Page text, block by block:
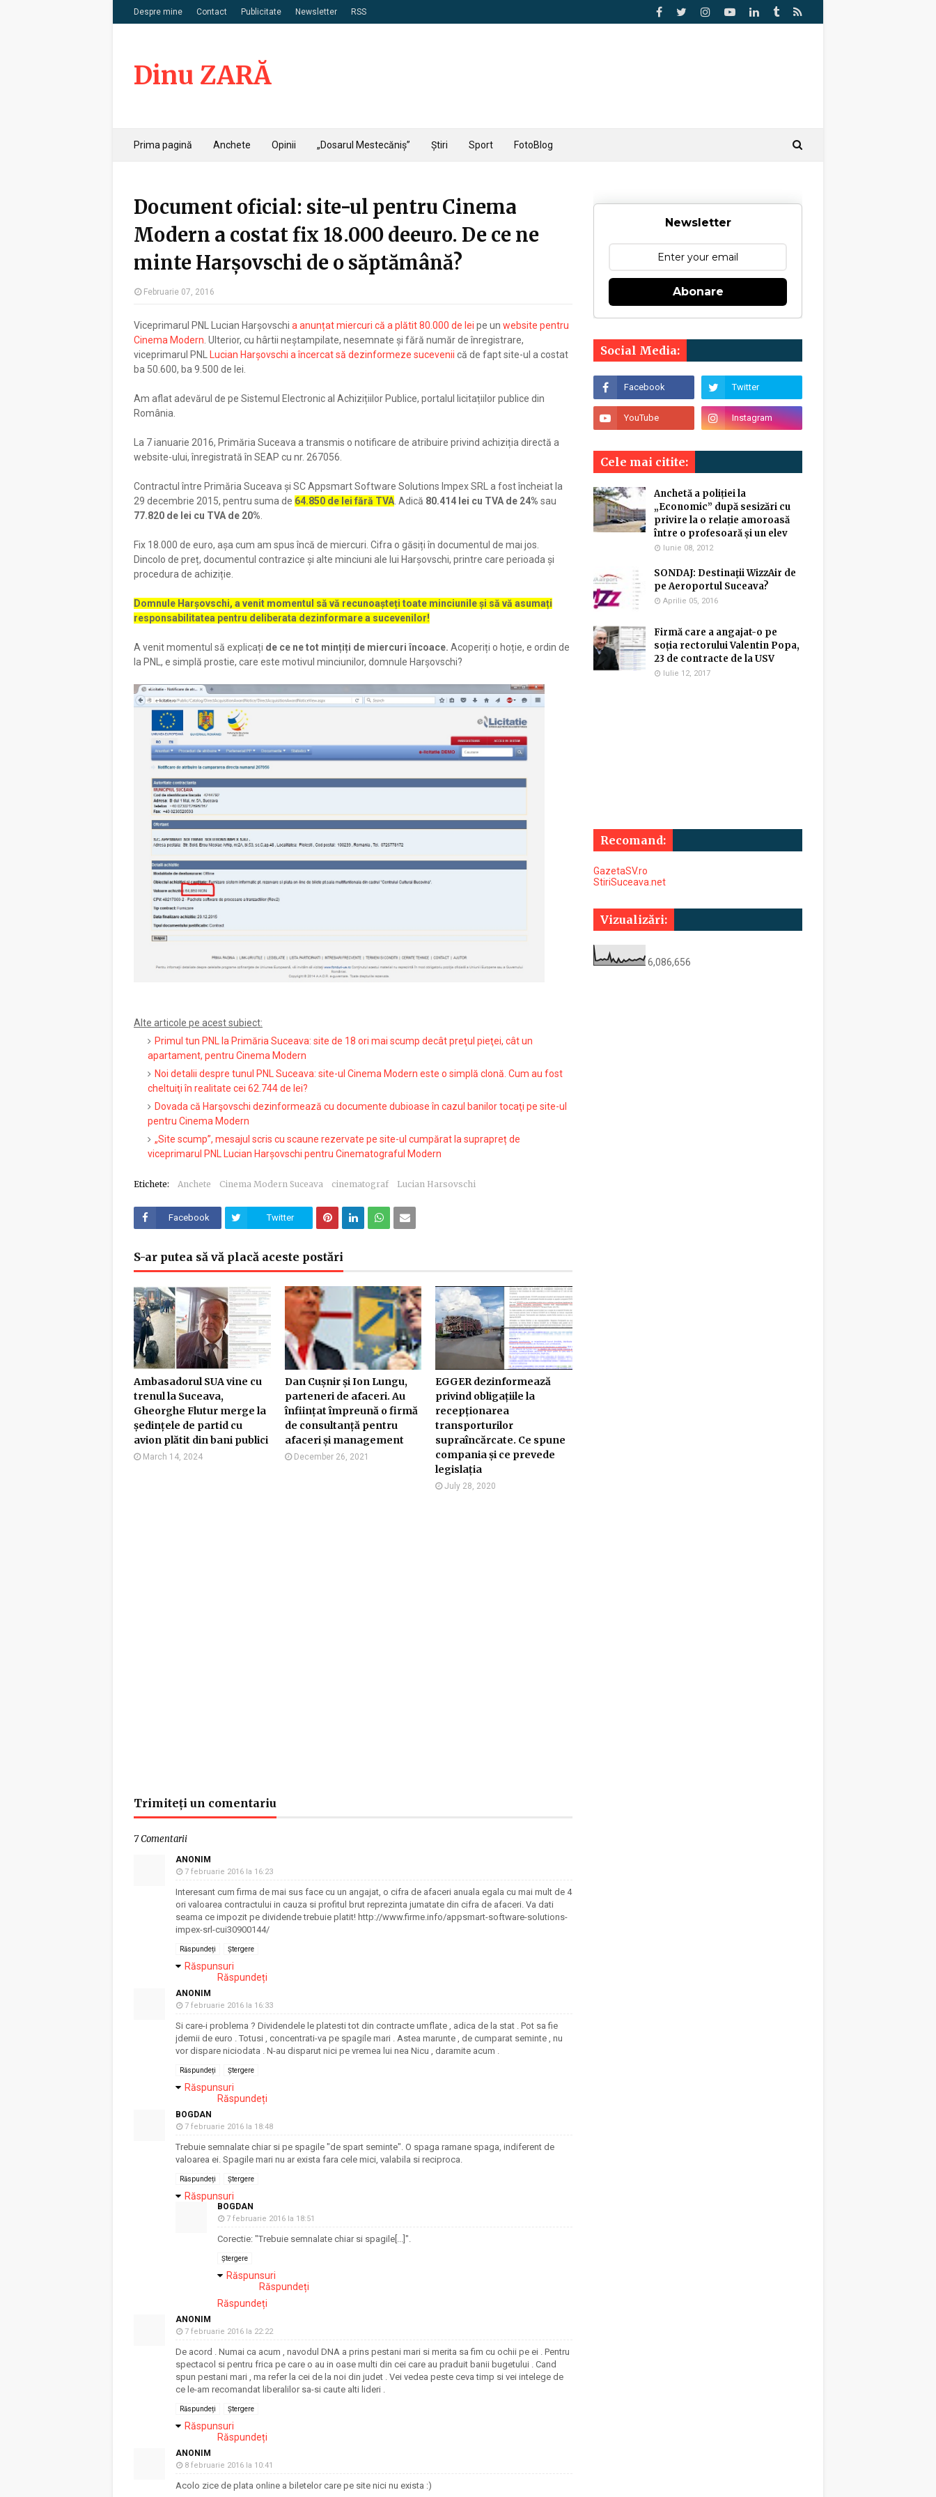
Despre mine Contact Publicitate Newsletter RSS
Dinu ZARĂ
Prima pagină Anchete Opinii „Dosarul Mestecăniș” Știri Sport FotoBlog
Document oficial: site-ul pentru Cinema
Modern a costat fix 18.000 deeuro. De ce ne
minte Harșovschi de o săptămână?
Februarie 07, 2016
Viceprimarul PNL Lucian Harșovschi a anunțat miercuri că a plătit 80.000 de lei pe un website pentru
Cinema Modern . Ulterior, cu hârtii neștampilate, nesemnate și fără număr de înregistrare,
viceprimarul PNL
Lucian Harșovschi a încercat să dezinformeze sucevenii că de fapt site-ul a costat
ba 50.600, ba 9.500 de lei.
Am aflat adevărul de pe Sistemul Electronic al Achizițiilor Publice, portalul licitațiilor publice din
România.
La 7 ianuarie 2016, Primăria Suceava a transmis o notificare de atribuire privind achiziția directă a
website-ului, înregistrată în SEAP cu nr. 267056.
Contractul între Primăria Suceava și SC Appsmart Software Solutions Impex SRL a fost încheiat la
29 decembrie 2015, pentru suma de 64.850 de lei fără TVA . Adică 80.414 lei cu TVA de 24% sau
77.820 de lei cu TVA de 20%
Fix 18.000 de euro, așa cum am spus încă de miercuri. Cifra o găsiți în documentul de mai jos.
Dincolo de preț, documentul contrazice și alte minciuni ale lui Harșovschi, printre care perioada și
procedura de achiziție.
Domnule Harșovschi, a venit momentul să vă recunoașteți toate minciunile și să vă asumați
responsabilitatea pentru deliberata dezinformare a sucevenilor!
A venit momentul să explicați de ce ne tot mințiți de miercuri încoace. Acoperiți o hoție, e ordin de
la PNL, e simplă prostie, care este motivul minciunilor, domnule Harșovschi?
Alte articole pe acest subiect:
Primul tun PNL la Primăria Suceava: site de 18 ori mai scump decât preţul pieţei, cât un
apartament, pentru Cinema Modern
Noi detalii despre tunul PNL Suceava: site-ul Cinema Modern este o simplă clonă. Cum au fost
cheltuiţi în realitate cei 62.744 de lei?
Dovada că Harşovschi dezinformează cu documente dubioase în cazul banilor tocaţi pe site-ul
pentru Cinema Modern
„Site scump”, mesajul scris cu scaune rezervate pe site-ul cumpărat la suprapreț de
viceprimarul PNL Lucian Harșovschi pentru Cinematograful Modern
Etichete: Anchete Cinema Modern Suceava cinematograf Lucian Harsovschi
Facebook Twitter
S-ar putea să vă placă aceste postări
Ambasadorul SUA vine cu
trenul la Suceava,
Gheorghe Flutur merge la
ședințele de partid cu
avion plătit din bani publici
March 14, 2024
Dan Cușnir și Ion Lungu,
parteneri de afaceri. Au
înființat împreună o firmă
de consultanță pentru
afaceri și management
December 26, 2021
EGGER dezinformează
privind obligațiile la
recepționarea
transporturilor
supraîncărcate. Ce spune
compania și ce prevede
legislația
July 28, 2020
Trimiteți un comentariu
7 Comentarii
ANONIM
7 februarie 2016 la 16:23
Interesant cum firma de mai sus face cu un angajat, o cifra de afaceri anuala egala cu mai mult de 4
ori valoarea contractului in cauza si profitul brut reprezinta jumatate din cifra de afaceri. Va dati
seama ce impozit pe dividende trebuie platit! http://www.firme.info/appsmart-software-solutions-
impex-srl-cui30900144/
Răspundeți Ștergere
Răspunsuri
Răspundeți
ANONIM
7 februarie 2016 la 16:33
Si care-i problema ? Dividendele le platesti tot din contracte umflate , adica de la stat . Pot sa fie
jdemii de euro . Totusi , concentrati-va pe spagile mari . Astea marunte , de cumparat seminte , nu
vor dispare niciodata . N-au disparut nici pe vremea lui nea Nicu , daramite acum .
Răspundeți Ștergere
Răspunsuri
Răspundeți
BOGDAN
7 februarie 2016 la 18:48
Trebuie semnalate chiar si pe spagile "de spart seminte". O spaga ramane spaga, indiferent de
valoarea ei. Spagile mari nu ar exista fara cele mici, valabila si reciproca.
Răspundeți Ștergere
Răspunsuri
BOGDAN
7 februarie 2016 la 18:51
Corectie: "Trebuie semnalate chiar si spagile[...]".
Ștergere
Răspunsuri
Răspundeți
Răspundeți
ANONIM
7 februarie 2016 la 22:22
De acord . Numai ca acum , navodul DNA a prins pestani mari si merita sa fim cu ochii pe ei . Pentru
spectacol si pentru frica pe care o au in oase multi din cei care au praduit banii bugetului . Cand
spun pestani mari , ma refer la cei de la noi din judet . Vei vedea peste ceva timp si vei intelege de
ce le-am recomandat liberalilor sa-si caute alti lideri .
Răspundeți Ștergere
Răspunsuri
Răspundeți
ANONIM
8 februarie 2016 la 10:41
Acolo zice de plata online a biletelor care pe site nici nu exista :)
Newsletter
Abonare
Social Media:
Cele mai citite:
Anchetă a poliției la
„Economic” după sesizări cu
privire la o relație amoroasă
între o profesoară și un elev
Iunie 08, 2012
SONDAJ: Destinaţii WizzAir de
pe Aeroportul Suceava?
Aprilie 05, 2016
Firmă care a angajat-o pe
soția rectorului Valentin Popa,
23 de contracte de la USV
Iulie 12, 2017
Recomand:
GazetaSV.ro
StiriSuceava.net
Vizualizări:
6,086,656